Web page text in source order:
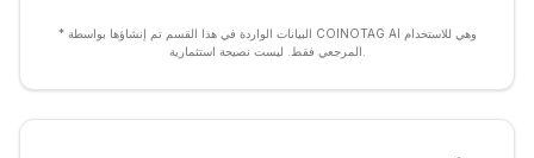
* البيانات الواردة في هذا القسم تم إنشاؤها بواسطة COINOTAG AI وهي للاستخدام